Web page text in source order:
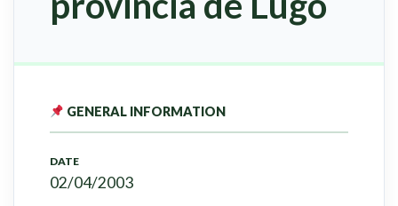
GENERAL INFORMATION
DATE
02/04/2003